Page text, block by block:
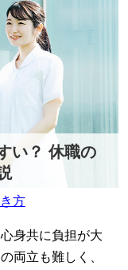
い？ 休職の
方
身共に負担が大
両立も難しく、